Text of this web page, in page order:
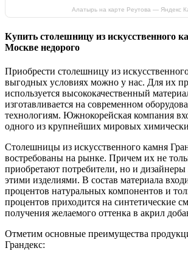
Алатырь на карте Реутова — Яндекс
Купить столешницу из искусственного
Москве недорого
Приобрести столешницу из
выгодных условиях можно у нас. Для их
используется высококачественный
изготавливается на современном
технологиям. Южнокорейская компания
одного из крупнейших мировых
Столешницы из искусственного камня
востребованы на рынке. Причем их не
приобретают потребители, но и дизайнеры
этими изделиями. В состав материала
процентов натуральных компонентов и
процентов приходится на синтетические
получения желаемого оттенка в акрил
Отметим основные преимущества
Грандекс: